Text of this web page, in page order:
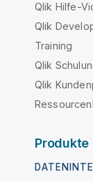
Qlik Hilfe-
Qlik
Training
Qlik
Qlik
Produkte